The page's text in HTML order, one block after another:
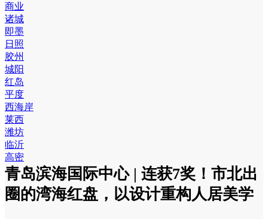
商业
诸城
即墨
日照
胶州
城阳
红岛
平度
西海岸
莱西
潍坊
临沂
高密
青岛滨海国际中心 | 连获7奖！市北出
圈的湾海红盘，以设计重构人居美学